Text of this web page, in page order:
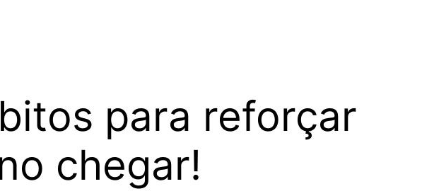
para reforçar
chegar!